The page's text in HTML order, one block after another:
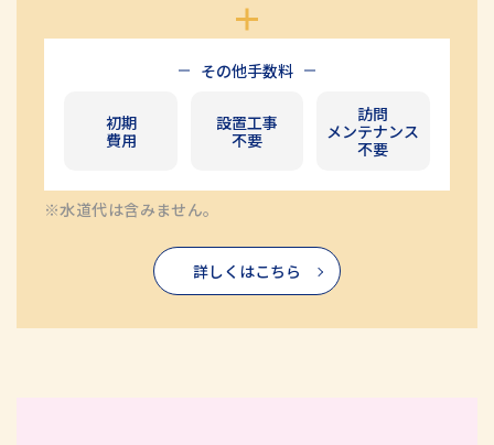
その他手数料
初期
費用
設置工事
不要
訪問
メンテナンス
不要
※水道代は含みません。
詳しくはこちら